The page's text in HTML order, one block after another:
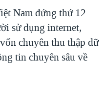
Nam đứng thứ 12
sử dụng internet,
chuyên thu thập dữ
tin chuyên sâu về